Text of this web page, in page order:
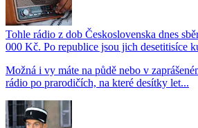
Tohle rádio z dob Československa dnes
000 Kč. Po republice jsou jich desetitisíce
Možná i vy máte na půdě nebo v
rádio po prarodičích, na které desítky let...